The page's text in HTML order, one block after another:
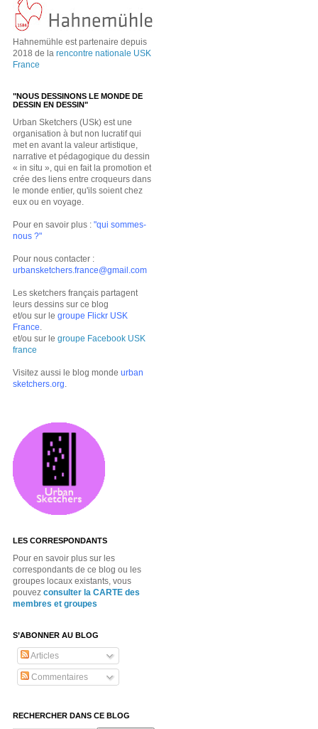
Hahnemühle est partenaire depuis
2018 de la rencontre nationale USK
France
"NOUS DESSINONS LE MONDE DE
DESSIN EN DESSIN"
Urban Sketchers (USk) est une
organisation à but non lucratif qui
met en avant la valeur artistique,
narrative et pédagogique du dessin
« in situ », qui en fait la promotion et
crée des liens entre croqueurs dans
le monde entier, qu'ils soient chez
eux ou en voyage.
Pour en savoir plus : "qui sommes-
nous ?"
Pour nous contacter :
urbansketchers.france@gmail.com
Les sketchers français partagent
leurs dessins sur ce blog
et/ou sur le groupe Flickr USK
France
et/ou sur le groupe Facebook USK
france
Visitez aussi le blog monde urban
sketchers.org
LES CORRESPONDANTS
Pour en savoir plus sur les
correspondants de ce blog ou les
groupes locaux existants, vous
pouvez consulter la CARTE des
membres et groupes
S’ABONNER AU BLOG
Articles
Commentaires
RECHERCHER DANS CE BLOG